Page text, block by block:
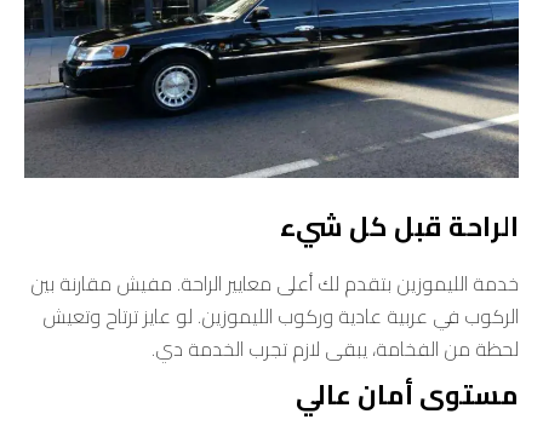
الراحة قبل كل شيء
خدمة الليموزين بتقدم لك أعلى معايير الراحة. مفيش مقارنة بين
الركوب في عربية عادية وركوب الليموزين. لو عايز ترتاح وتعيش
لحظة من الفخامة، يبقى لازم تجرب الخدمة دي.
مستوى أمان عالي